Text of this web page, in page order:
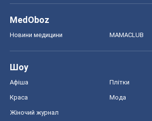
MedOboz
Новини медицини MAMACLUB
Шоу
Афіша Плітки
Краса Мода
Жіночий журнал